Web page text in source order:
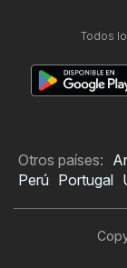
Todos
Otros países:
Perú Portugal